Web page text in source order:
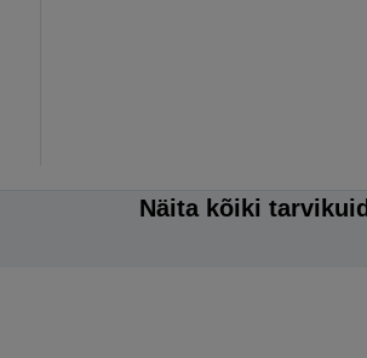
Näita kõiki tarvikuid